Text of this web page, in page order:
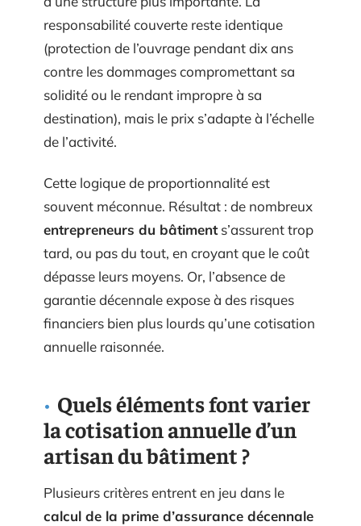
responsabilité couverte reste identique
(protection de l’ouvrage pendant dix ans
contre les dommages compromettant sa
solidité ou le rendant impropre à sa
destination), mais le prix s’adapte à l’échelle
de l’activité.
Cette logique de proportionnalité est
souvent méconnue. Résultat : de nombreux
entrepreneurs du bâtiments’assurent trop
tard, ou pas du tout, en croyant que le coût
dépasse leurs moyens. Or, l’absence de
garantie décennale expose à des risques
financiers bien plus lourds qu’une cotisation
annuelle raisonnée.
Quels éléments font varier
la cotisation annuelle d’un
artisan du bâtiment ?
Plusieurs critères entrent en jeu dans le
calcul de la prime d’assurance décennale